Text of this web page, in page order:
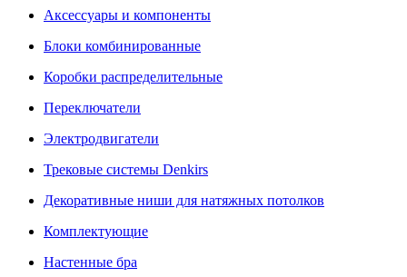
Аксессуары и компоненты
Блоки комбинированные
Коробки распределительные
Переключатели
Электродвигатели
Трековые системы Denkirs
Декоративные ниши для натяжных потолков
Комплектующие
Настенные бра